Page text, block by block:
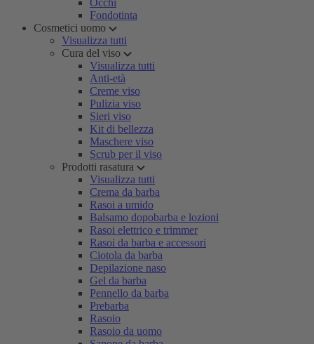
Occhi
Fondotinta
Cosmetici uomo
Visualizza tutti
Cura del viso
Visualizza tutti
Anti-età
Creme viso
Pulizia viso
Sieri viso
Kit di bellezza
Maschere viso
Scrub per il viso
Prodotti rasatura
Visualizza tutti
Crema da barba
Rasoi a umido
Balsamo dopobarba e lozioni
Rasoi elettrico e trimmer
Rasoi da barba e accessori
Ciotola da barba
Depilazione naso
Gel da barba
Pennello da barba
Prebarba
Rasoio
Rasoio da uomo